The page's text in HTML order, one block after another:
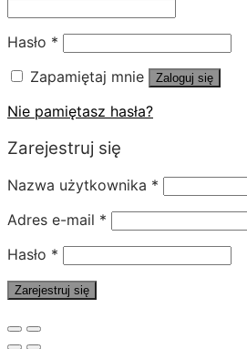
Hasło *
Zapamiętaj mnie
Zaloguj się
Nie pamiętasz hasła?
Zarejestruj się
Nazwa użytkownika *
Adres e-mail *
Hasło *
Zarejestruj się